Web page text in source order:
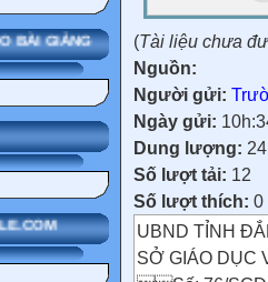
GIẢNG (Tài liệu chưa
Nguồn:
Người gửi:
Ngày gửi:
Dung lượng:
Số lượt tải: 12
Số lượt thích: 0
UBND TỈNH
SỞ GIÁO DỤC